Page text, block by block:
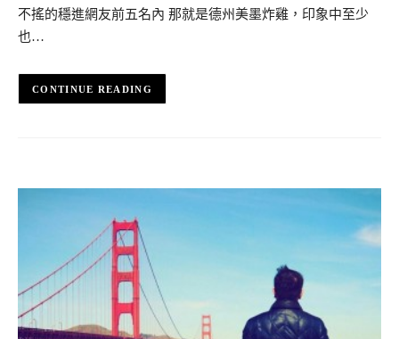
不搖的穩進網友前五名內 那就是德州美墨炸雞，印象中至少
也…
CONTINUE READING